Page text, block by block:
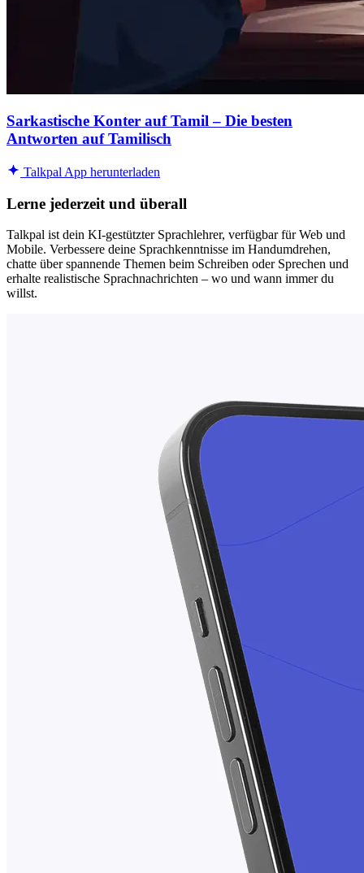
Sarkastische Konter auf Tamil – Die besten
Antworten auf Tamilisch
Talkpal App herunterladen
Lerne jederzeit und überall
Talkpal ist dein KI-gestützter Sprachlehrer, verfügbar für Web und
Mobile. Verbessere deine Sprachkenntnisse im Handumdrehen,
chatte über spannende Themen beim Schreiben oder Sprechen und
erhalte realistische Sprachnachrichten – wo und wann immer du
willst.